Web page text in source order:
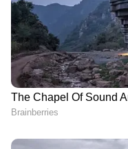
ബദാം...
ബദാമിൽ നാരുകൾ,
വിറ്റാമിൻ 12
Asianet News